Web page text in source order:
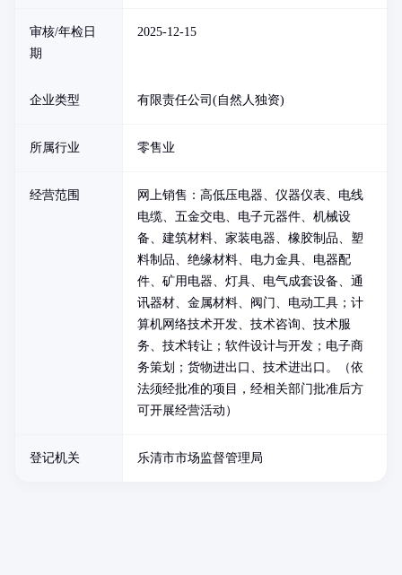
审核/年检日
期
2025-12-15
企业类型 有限责任公司(自然人独资)
所属行业 零售业
经营范围
网上销售：高低压电器、仪器仪表、电线
电缆、五金交电、电子元器件、机械设
备、建筑材料、家装电器、橡胶制品、塑
料制品、绝缘材料、电力金具、电器配
件、矿用电器、灯具、电气成套设备、通
讯器材、金属材料、阀门、电动工具；计
算机网络技术开发、技术咨询、技术服
务、技术转让；软件设计与开发；电子商
务策划；货物进出口、技术进出口。（依
法须经批准的项目，经相关部门批准后方
可开展经营活动）
登记机关 乐清市市场监督管理局